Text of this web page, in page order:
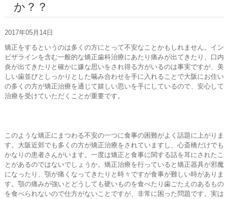
か？？
2017年05月14日
矯正をするというのは多くの方にとって不安なことかもしれません。イン
ビザラインを含む一般的な矯正歯科治療にあたり痛みが出てきたり、口内
炎が出てきたりと確かに嫌な思いをされ得る方がいるのは事実ですが、美
しい歯並びとしっかりとした噛み合わせを手に入れることで大阪にお住い
の多くの方が矯正治療を通じて嬉しい思いを手にしているので、安心して
治療を受けていただくことが重要です。
このような矯正にまつわる不安の一つに食事の困難がよく話題に上がりま
す。大阪近郊でも多くの方が矯正治療をされていますし、心斎橋だけでも
かなりの患者さんがいます。一度は矯正と食事に関する話を耳にされたこ
とがあるのではないでしょうか。矯正治療を行っていると矯正器具が邪魔
になったり、顎が痛くなってきたりと時々ですが食事が難しい時がありま
す。顎の痛みが強いとどうしても硬いものを食べたり歯ごたえのあるもの
を食べられないので仕方がないことですが、非常に困った問題です。実は